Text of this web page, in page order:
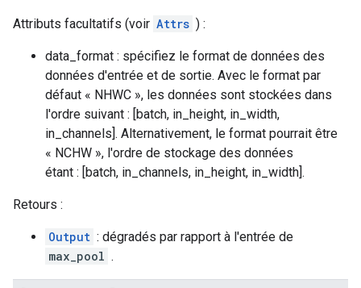
Attributs facultatifs (voir Attrs ) :
data_format : spécifiez le format de données des
données d'entrée et de sortie. Avec le format par
défaut « NHWC », les données sont stockées dans
l'ordre suivant : [batch, in_height, in_width,
in_channels]. Alternativement, le format pourrait être
« NCHW », l'ordre de stockage des données
étant : [batch, in_channels, in_height, in_width].
Retours :
Output : dégradés par rapport à l'entrée de
max_pool .